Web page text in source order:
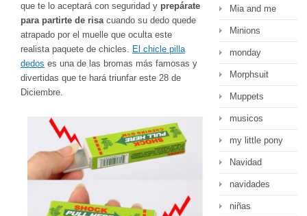
que te lo aceptará con seguridad y prepárate
para partirte de risacuando su dedo quede
atrapado por el muelle que oculta este
realista paquete de chicles. El chicle pilla
dedos es una de las bromas más famosas y
divertidas que te hará triunfar este 28 de
Diciembre.
Mia and me
Minions
monday
Morphsuit
Muppets
musicos
my little pony
Navidad
navidades
niñas